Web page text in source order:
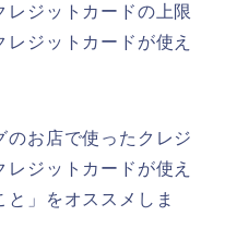
レジットカードの上限
ジットカードが使え
のお店で使ったクレジ
ジットカードが使え
」をオススメしま